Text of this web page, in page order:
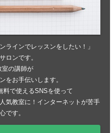
ラインでレッスンをしたい！」
ロンです。
室の講師が
をお手伝いします。
料で使えるSNSを使って
気教室に！インターネットが苦手
です。